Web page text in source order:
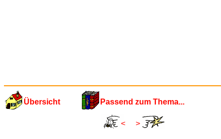
Übersicht Passend zum Thema...
< >